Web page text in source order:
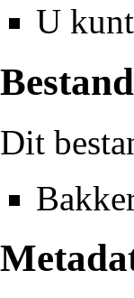
U
Dit